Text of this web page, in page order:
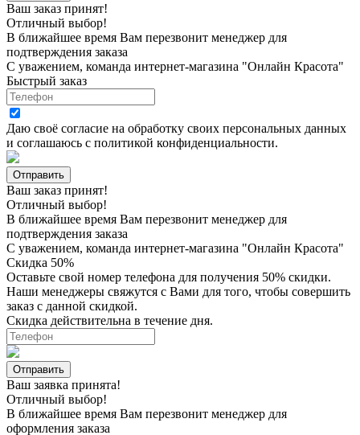
Ваш заказ принят!
Отличный выбор!
В ближайшее время Вам перезвонит менеджер для
подтверждения заказа
С уважением, команда интернет-магазина "Онлайн Красота"
Быстрый заказ
Даю своё согласие на обработку своих персональных данных
и соглашаюсь с политикой конфиденциальности.
Ваш заказ принят!
Отличный выбор!
В ближайшее время Вам перезвонит менеджер для
подтверждения заказа
С уважением, команда интернет-магазина "Онлайн Красота"
Скидка 50%
Оставьте свой номер телефона для получения 50% скидки.
Наши менеджеры свяжутся с Вами для того, чтобы совершить
заказ с данной скидкой.
Скидка действительна в течение дня.
Ваш заявка принята!
Отличный выбор!
В ближайшее время Вам перезвонит менеджер для
оформления заказа